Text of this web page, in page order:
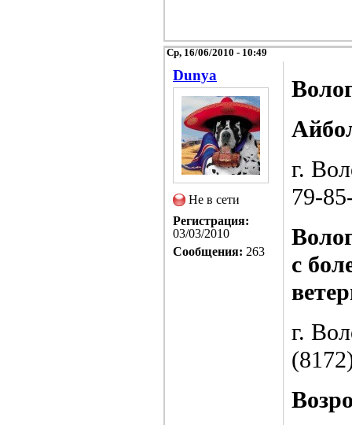
Ср, 16/06/2010 - 10:49
Dunya
Не в сети
Регистрация:
03/03/2010
Сообщения: 263
г.
79-
с
г.